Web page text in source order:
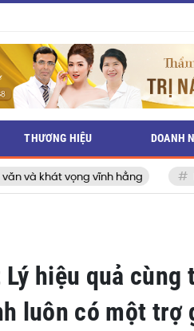
hằng Ra mắt cuốn sách
THƯƠNG HIỆU DOANH
Lý hiệu quả
luôn có một trợ